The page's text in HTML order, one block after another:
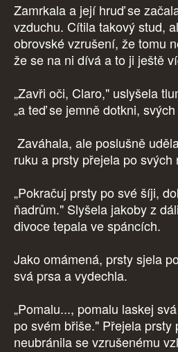
Zamrkala a její hruď se
vzduchu. Cítila takový stud,
obrovské vzrušení, že tomu
že se na ni dívá a to ji ještě
„Zavři oči, Claro," uslyšela
„a teď se jemně dotkni,
Zaváhala, ale poslušně
ruku a prsty přejela po svých
„Pokračuj prsty po své šíji,
ňadrům." Slyšela jakoby z
divoce tepala ve spáncích.
Jako omámená, prsty sjela
svá prsa a vydechla.
„Pomalu..., pomalu laskej
po svém břiše." Přejela
neubránila se vzrušenému